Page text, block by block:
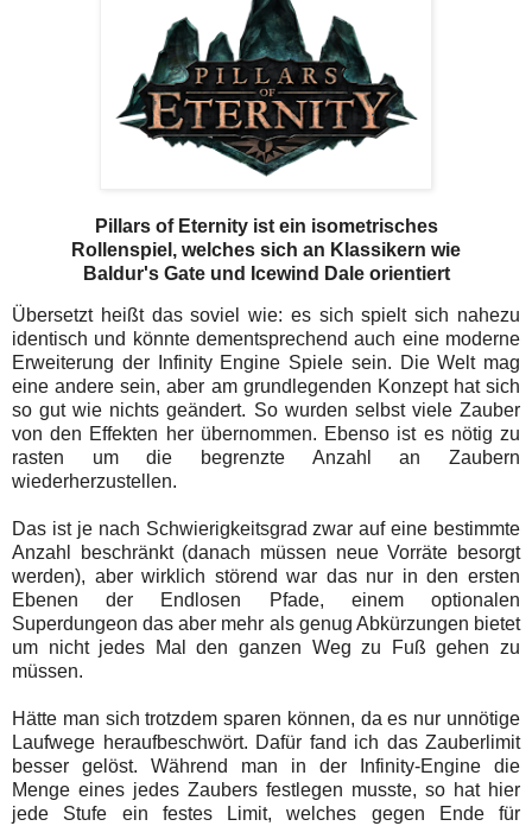
Pillars of Eternity ist ein isometrisches
Rollenspiel, welches sich an Klassikern wie
Baldur's Gate und Icewind Dale orientiert
Übersetzt heißt das soviel wie: es sich spielt sich nahezu
identisch und könnte dementsprechend auch eine moderne
Erweiterung der Infinity Engine Spiele sein. Die Welt mag
eine andere sein, aber am grundlegenden Konzept hat sich
so gut wie nichts geändert. So wurden selbst viele Zauber
von den Effekten her übernommen. Ebenso ist es nötig zu
rasten um die begrenzte Anzahl an Zaubern
wiederherzustellen.
Das ist je nach Schwierigkeitsgrad zwar auf eine bestimmte
Anzahl beschränkt (danach müssen neue Vorräte besorgt
werden), aber wirklich störend war das nur in den ersten
Ebenen der Endlosen Pfade, einem optionalen
Superdungeon das aber mehr als genug Abkürzungen bietet
um nicht jedes Mal den ganzen Weg zu Fuß gehen zu
müssen.
Hätte man sich trotzdem sparen können, da es nur unnötige
Laufwege heraufbeschwört. Dafür fand ich das Zauberlimit
besser gelöst. Während man in der Infinity-Engine die
Menge eines jedes Zaubers festlegen musste, so hat hier
jede Stufe ein festes Limit, welches gegen Ende für